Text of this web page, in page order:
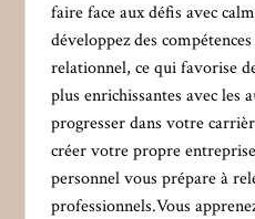
faire face aux défis avec
développez des
relationnel, ce qui favorise
plus enrichissantes avec les
progresser dans votre
créer votre propre
personnel vous prépare à
professionnels.Vous